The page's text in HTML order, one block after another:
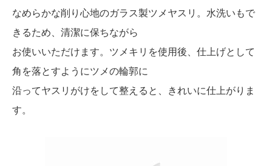
なめらかな削り心地のガラス製ツメヤスリ。水洗いもで
きるため、清潔に保ちながら
お使いいただけます。ツメキリを使用後、仕上げとして
角を落とすようにツメの輪郭に
沿ってヤスリがけをして整えると、きれいに仕上がりま
す。